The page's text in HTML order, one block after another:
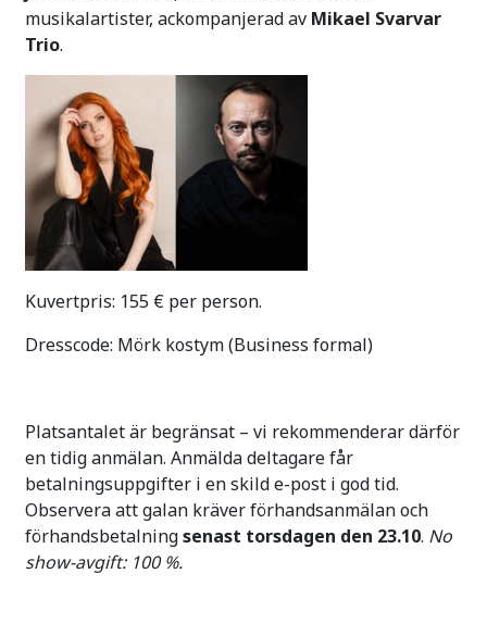
musikalartister, ackompanjerad av Mikael Svarvar
Trio.
Kuvertpris: 155 € per person.
Dresscode: Mörk kostym (Business formal)
Platsantalet är begränsat – vi rekommenderar därför
en tidig anmälan. Anmälda deltagare får
betalningsuppgifter i en skild e-post i god tid.
Observera att galan kräver förhandsanmälan och
förhandsbetalningsenast torsdagen den 23.10. No
show-avgift: 100 %.